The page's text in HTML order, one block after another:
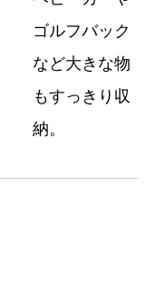
ゴルフバック
など大きな物
もすっきり収
納。